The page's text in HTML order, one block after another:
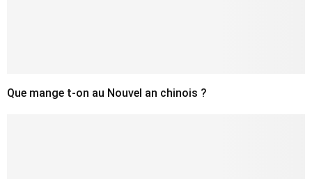
Que mange t-on au Nouvel an chinois ?